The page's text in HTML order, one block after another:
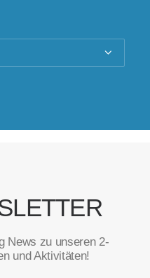
News zu unseren 2-
und Aktivitäten!